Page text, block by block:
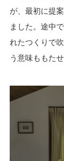
が、最初に提
ました。途中
れたつくりで
う意味ももた